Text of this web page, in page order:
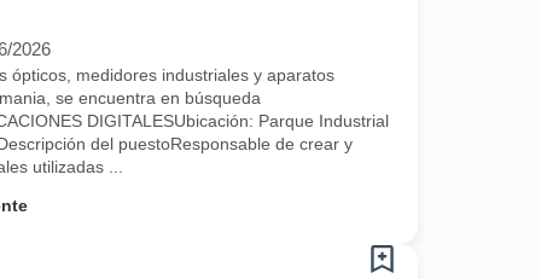
2026
ópticos, medidores industriales y aparatos
se encuentra en búsqueda
DIGITALESUbicación: Parque Industrial
del puestoResponsable de crear y
utilizadas ...